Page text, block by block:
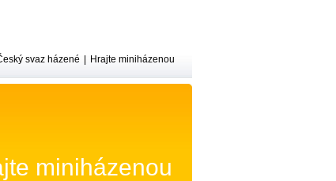
miniházenou
svaz házené Hrajte miniházenou